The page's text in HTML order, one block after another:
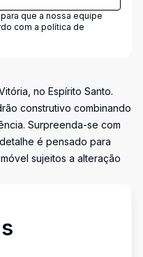
que a nossa equipe
com a política de
no Espírito Santo.
construtivo combinando
Surpreenda-se com
é pensado para
sujeitos a alteração